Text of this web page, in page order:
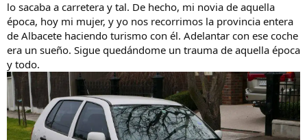
lo sacaba a carretera y tal. De hecho, mi novia de aquella
época, hoy mi mujer, y yo nos recorrimos la provincia entera
de Albacete haciendo turismo con él. Adelantar con ese coche
era un sueño. Sigue quedándome un trauma de aquella época
y todo.